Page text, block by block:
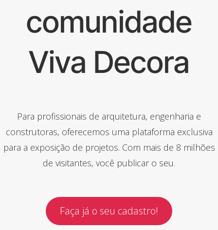
comunidade
Viva Decora
Para profissionais de arquitetura, engenharia e
construtoras, oferecemos uma plataforma exclusiva
para a exposição de projetos. Com mais de 8 milhões
de visitantes, você publicar o seu.
Faça já o seu cadastro!